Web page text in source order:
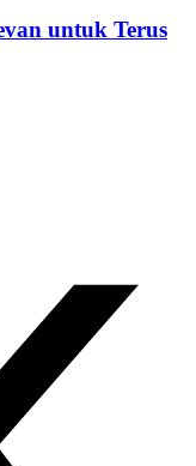
untuk Terus